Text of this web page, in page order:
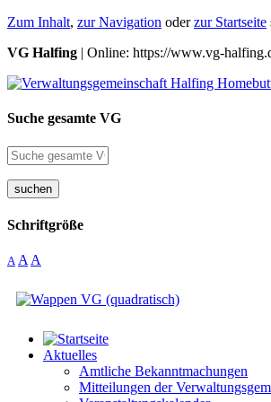
Zum Inhalt, zur Navigation oderzur Startseite
VG Halfing | Online: https://www.vg-
Suche gesamte VG
suchen
Schriftgröße
A A A
Aktuelles
Amtliche Bekanntmachungen
Mitteilungen der